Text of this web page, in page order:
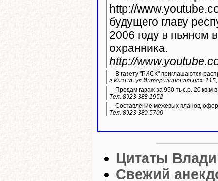
http://www.youtube.com/
будущего главу
2006 году в пьяном
охранника.
http://
В газету "РИСК" приглашаются
г.Кызыл, ул.Интернациональная,
Продам гараж за 950 тыс.р. 20 кв.м
Тел. 8923 388 1952
Составление межевых планов,
Тел. 8923 380 5700
Цитаты
Свежий